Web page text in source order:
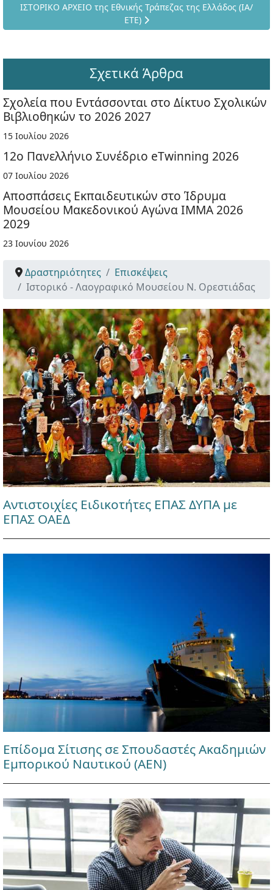
Επόμενο άρθρο: ΙΣΤΟΡΙΚΟ ΑΡΧΕΙΟ της Εθνικής Τράπεζας της
ΙΣΤΟΡΙΚΟ ΑΡΧΕΙΟ της Εθνικής Τράπεζας της Ελλάδος (ΙΑ/
ΕΤΕ)
Σχετικά Άρθρα
Σχολεία που Εντάσσονται στο Δίκτυο Σχολικών
Βιβλιοθηκών το 2026 2027
15 Ιουλίου 2026
12ο Πανελλήνιο Συνέδριο eTwinning 2026
07 Ιουλίου 2026
Αποσπάσεις Εκπαιδευτικών στο Ίδρυμα
Μουσείου Μακεδονικού Αγώνα ΙΜΜΑ 2026
2029
23 Ιουνίου 2026
Δραστηριότητες
Επισκέψεις
Ιστορικό - Λαογραφικό Μουσείου Ν. Ορεστιάδας
Αντιστοιχίες Ειδικοτήτες ΕΠΑΣ ΔΥΠΑ με
ΕΠΑΣ ΟΑΕΔ
Επίδομα Σίτισης σε Σπουδαστές Ακαδημιών
Εμπορικού Ναυτικού (ΑΕΝ)